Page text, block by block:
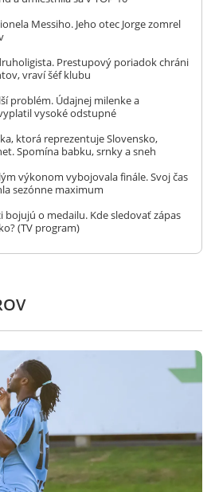
Messiho. Jeho otec Jorge zomrel
Prestupový poriadok chráni
vraví šéf klubu
problém. Údajnej milenke a
vysoké odstupné
ktorá reprezentuje Slovensko,
Spomína babku, srnky a sneh
výkonom vybojovala finále. Svoj čas
sezónne maximum
bojujú o medailu. Kde sledovať zápas
(TV program)